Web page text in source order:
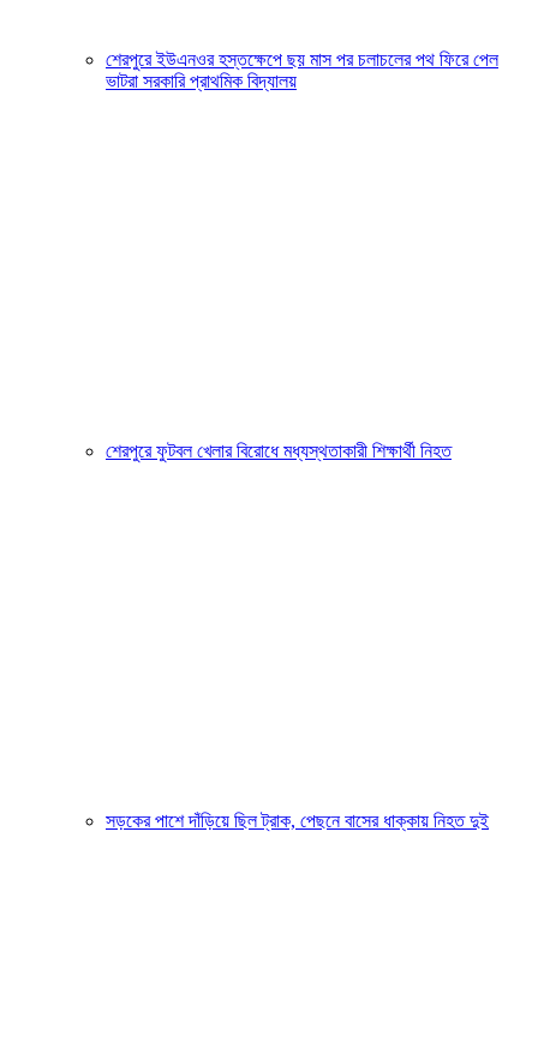
শেরপুরে ইউএনওর হস্তক্ষেপে ছয় মাস পর চলাচলের পথ ফিরে পেল
ভাটরা সরকারি প্রাথমিক বিদ্যালয়
শেরপুরে ফুটবল খেলার বিরোধে মধ্যস্থতাকারী শিক্ষার্থী নিহত
সড়কের পাশে দাঁড়িয়ে ছিল ট্রাক, পেছনে বাসের ধাক্কায় নিহত দুই